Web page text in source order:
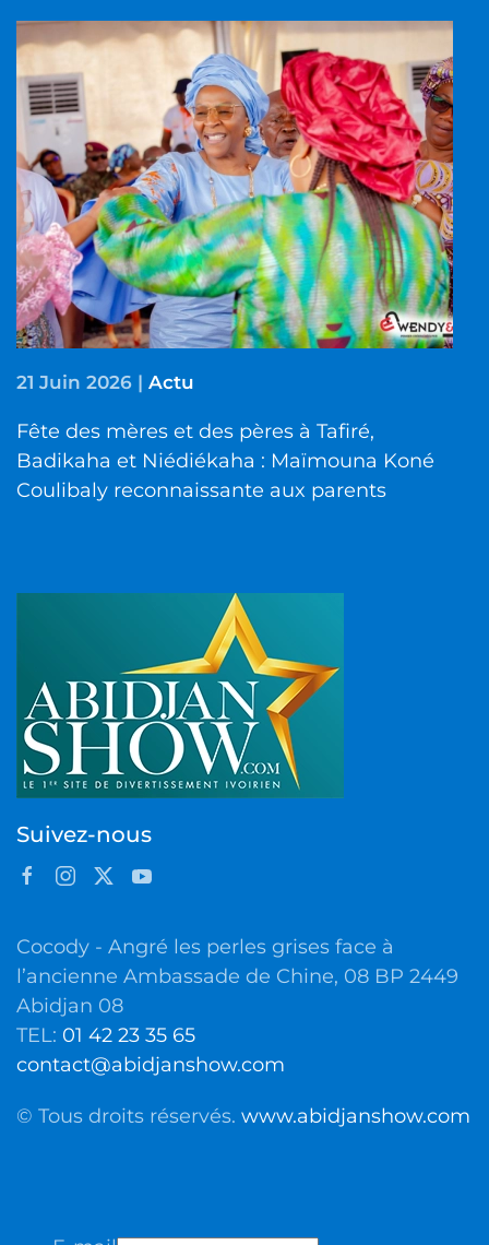
21 Juin 2026 | Actu
Fête des mères et des pères à Tafiré,
Badikaha et Niédiékaha : Maïmouna Koné
Coulibaly reconnaissante aux parents
Suivez-nous
Cocody - Angré les perles grises face à
l’ancienne Ambassade de Chine, 08 BP 2449
Abidjan 08
TEL: 01 42 23 35 65
contact@abidjanshow.com
© Tous droits réservés. www.abidjanshow.com